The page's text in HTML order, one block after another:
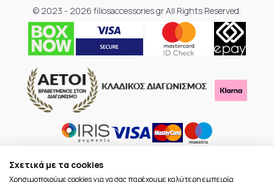
© 2023 - 2026 filiosaccessories.gr All Rights Reserved.
Σχετικά με τα cookies
Χρησιμοποιούμε cookies για να σας παρέχουμε καλύτερη εμπειρία